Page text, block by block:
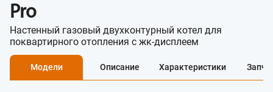
Pro
Настенный газовый двухконтурный котел для
поквартирного отопления с жк-дисплеем
Модели Описание Характеристики